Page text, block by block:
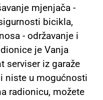
mjenjača -
bicikla,
- održavanje i
je Vanja
serviser iz garaže
niste u mogućnosti
radionicu, možete